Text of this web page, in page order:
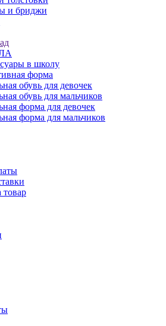
и бриджи
в школу
форма
обувь для девочек
обувь для мальчиков
форма для девочек
форма для мальчиков
товар